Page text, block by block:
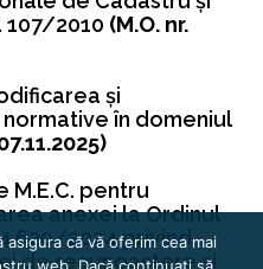
107/2010 (M.O. nr.
şi
în domeniul
M.E.C. pentru
anexei la Ordinul
2024 privind
de recunoaştere şi
că vă oferim cea mai